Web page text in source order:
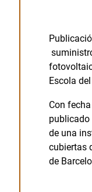
Escola
Con
de una
cubiertas
de